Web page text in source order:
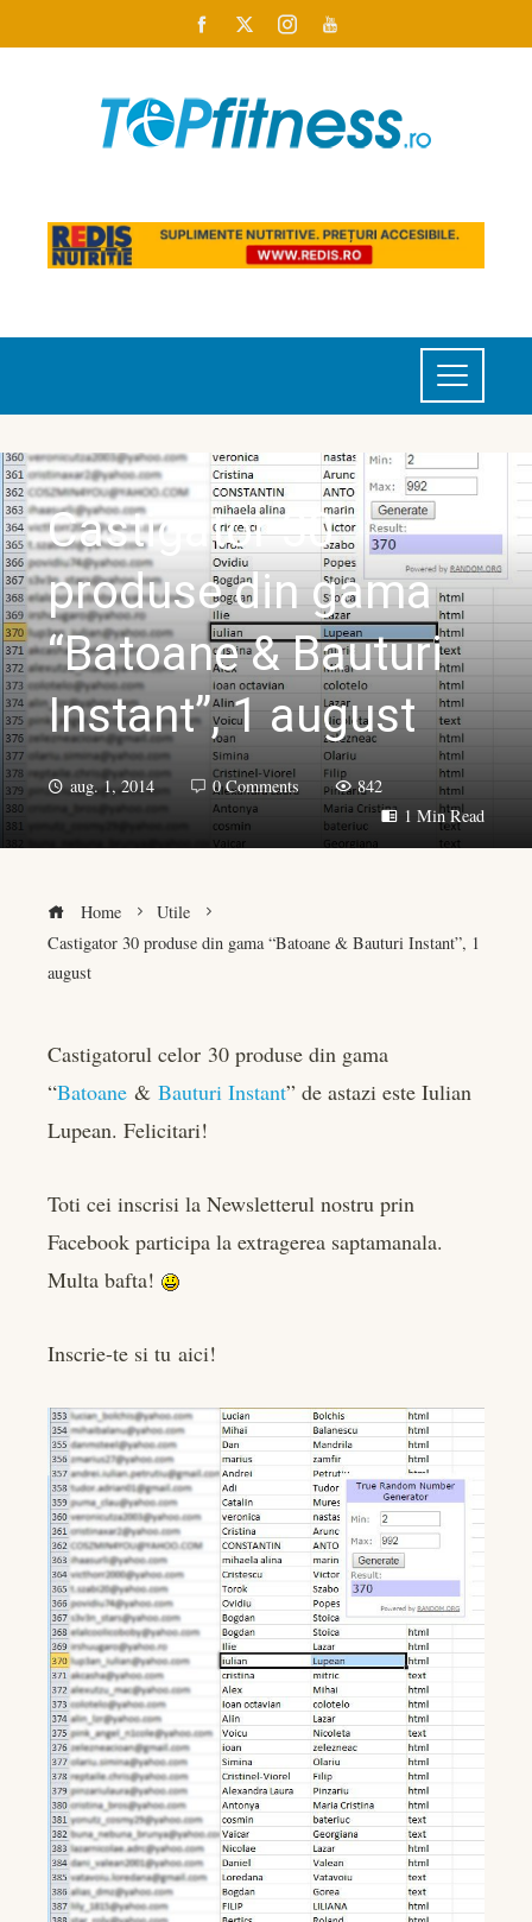
Castigator 30
produse din gama
“Batoane & Bauturi
Instant”, 1 august
aug. 1, 2014 0 Comments
842
1 Min Read
Home
Utile
Castigator 30 produse din gama “Batoane & Bauturi Instant”, 1
august
Castigatorul celor 30 produse din gama
“Batoane & Bauturi Instant” de astazi este Iulian
Lupean. Felicitari!
Toti cei inscrisi la Newsletterul nostru prin
Facebook participa la extragerea saptamanala.
Multa bafta!
Inscrie-te si tu aici!